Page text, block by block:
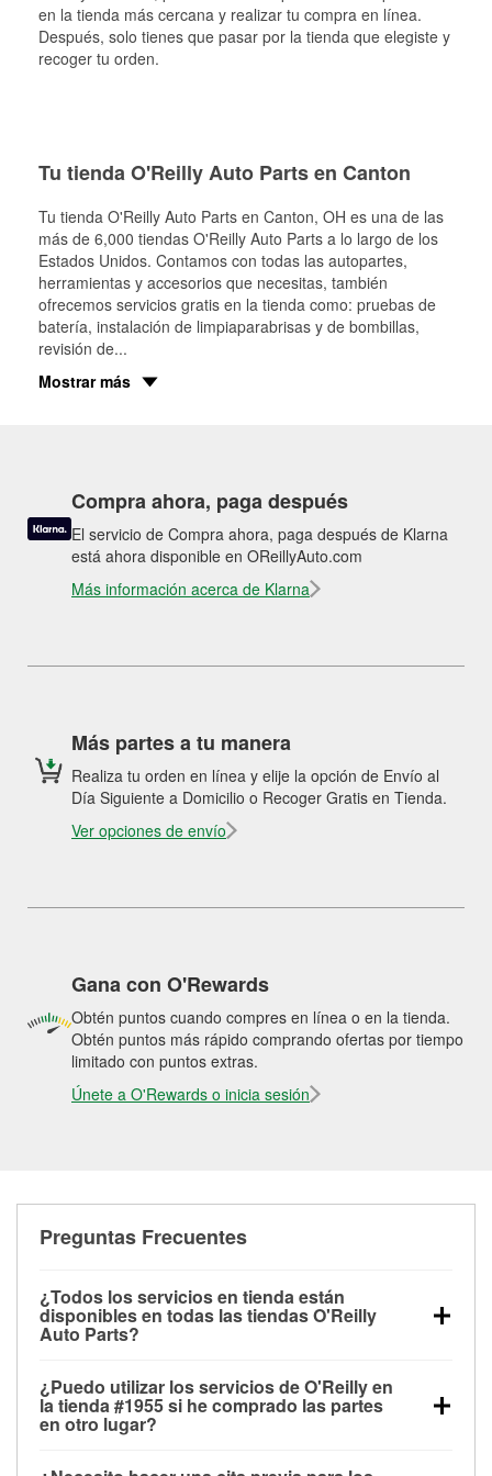
en la tienda más cercana y realizar tu compra en línea.
Después, solo tienes que pasar por la tienda que elegiste y
recoger tu orden.
Tu tienda O'Reilly Auto Parts en Canton
Tu tienda O'Reilly Auto Parts en Canton, OH es una de las
más de 6,000 tiendas O'Reilly Auto Parts a lo largo de los
Estados Unidos. Contamos con todas las autopartes,
herramientas y accesorios que necesitas, también
ofrecemos servicios gratis en la tienda como: pruebas de
batería, instalación de limpiaparabrisas y de bombillas,
revisión de...
Mostrar más
Compra ahora, paga después
El servicio de Compra ahora, paga después de Klarna
está ahora disponible en OReillyAuto.com
Más información acerca de Klarna
Más partes a tu manera
Realiza tu orden en línea y elije la opción de Envío al
Día Siguiente a Domicilio o Recoger Gratis en Tienda.
Ver opciones de envío
Gana con O'Rewards
Obtén puntos cuando compres en línea o en la tienda.
Obtén puntos más rápido comprando ofertas por tiempo
limitado con puntos extras.
Únete a O'Rewards o inicia sesión
Preguntas Frecuentes
¿Todos los servicios en tienda están
disponibles en todas las tiendas O'Reilly
Auto Parts?
las pruebas de batería, pruebas de alternador y
motor de arranque, revisión de la luz “Check Engine”
con O'Reilly VeriScan® e instalación de
limpiaparabrisas o bombillas, están disponibles en
¿Puedo utilizar los servicios de O'Reilly en
la tienda #1955 si he comprado las partes
en otro lugar?